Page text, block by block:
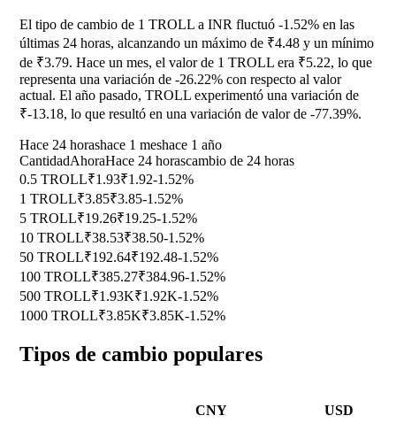
El tipo de cambio de 1 TROLL a INR fluctuó -1.52% en las
últimas 24 horas, alcanzando un máximo de ₹4.48 y un mínimo
de ₹3.79. Hace un mes, el valor de 1 TROLL era ₹5.22, lo que
representa una variación de -26.22% con respecto al valor
actual. El año pasado, TROLL experimentó una variación de
₹-13.18, lo que resultó en una variación de valor de -77.39%.
Hace 24 horashace 1 meshace 1 año
CantidadAhoraHace 24 horascambio de 24 horas
0.5 TROLL₹1.93₹1.92-1.52%
1 TROLL₹3.85₹3.85-1.52%
5 TROLL₹19.26₹19.25-1.52%
10 TROLL₹38.53₹38.50-1.52%
50 TROLL₹192.64₹192.48-1.52%
100 TROLL₹385.27₹384.96-1.52%
500 TROLL₹1.93K₹1.92K-1.52%
1000 TROLL₹3.85K₹3.85K-1.52%
Tipos de cambio populares
CNY USD